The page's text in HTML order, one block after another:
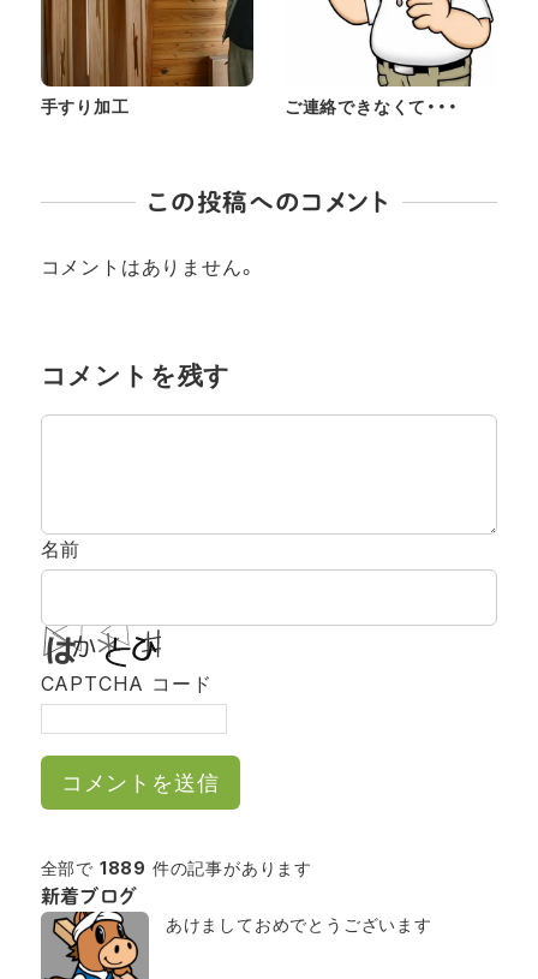
手すり加工 ご連絡できなくて・・・
この投稿へのコメント
コメントはありません。
コメントを残す
名前
CAPTCHA コード
全部で 1889 件の記事があります
新着ブログ
あけましておめでとうございます